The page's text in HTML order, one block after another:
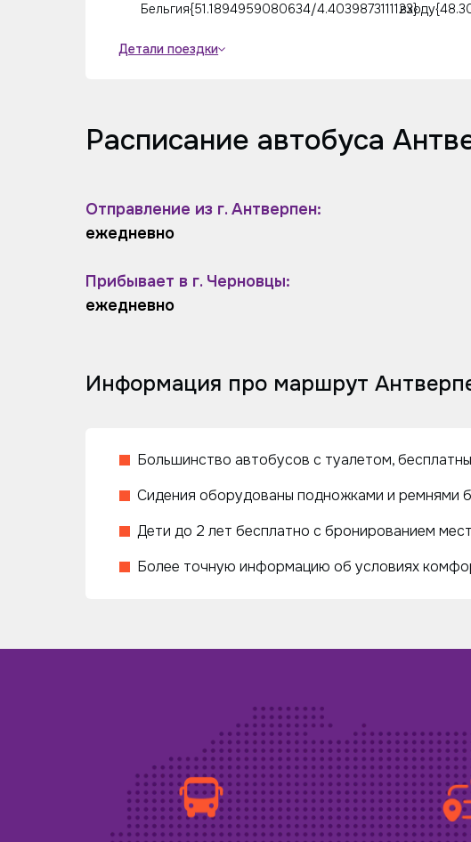
Бельгия{51.1894959080634/4.4039873111123}
Детали поездки
Расписание автобуса
Отправление из г. Антверпен:
ежедневно
Прибывает в г. Черновцы:
ежедневно
Информация про маршрут
Большинство автобусов с туалетом,
Сидения оборудованы подножками и ремнями
Дети до 2 лет бесплатно с бронированием
Более точную информацию об условиях